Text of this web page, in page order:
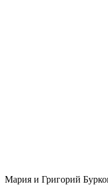
Мария и Григорий